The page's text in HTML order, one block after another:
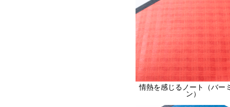
情熱を感じるノート（バー
ン）